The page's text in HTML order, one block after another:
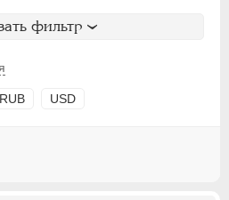
фильтр
RUB USD